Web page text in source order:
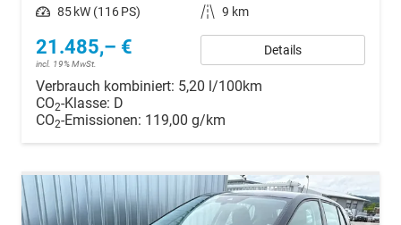
Leistung 85 kW (116 PS) Kilometerstand 9 km
21.485,– €
incl. 19% MwSt.
Details
Verbrauch kombiniert: 5,20 l/100km
CO2-Klasse: D
CO2-Emissionen: 119,00 g/km